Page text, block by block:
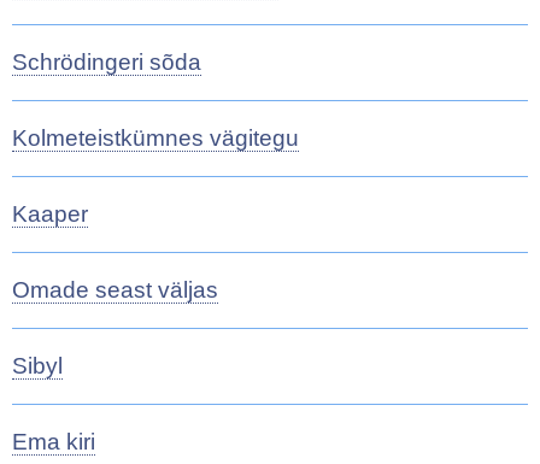
Schrödingeri sõda
Kolmeteistkümnes vägitegu
Kaaper
Omade seast väljas
Sibyl
Ema kiri